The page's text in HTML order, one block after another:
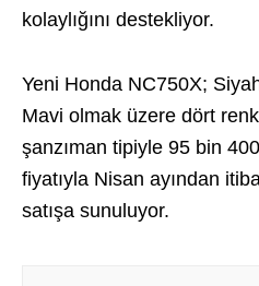
kolaylığını destekliyor.
Yeni Honda NC750X;
Mavi olmak üzere dört
şanzıman tipiyle 95 bin
fiyatıyla Nisan ayından
satışa sunuluyor.